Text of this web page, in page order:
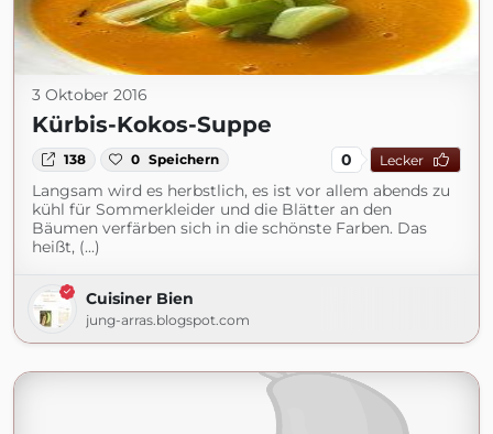
3 Oktober 2016
Kürbis-Kokos-Suppe
138 0 Speichern 0 Lecker
Langsam wird es herbstlich, es ist vor allem abends zu
kühl für Sommerkleider und die Blätter an den
Bäumen verfärben sich in die schönste Farben. Das
heißt, (...)
Cuisiner Bien
jung-arras.blogspot.com